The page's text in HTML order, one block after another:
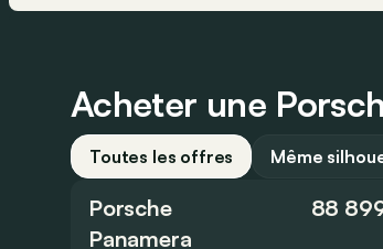
Acheter une
Toutes les offres Même
Porsche
Panamera
88